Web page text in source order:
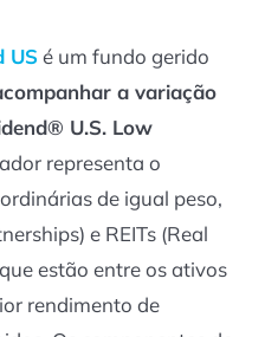
USé um fundo gerido
a variação
U.S. Low
representa o
de igual peso,
e REITs (Real
estão entre os ativos
rendimento de